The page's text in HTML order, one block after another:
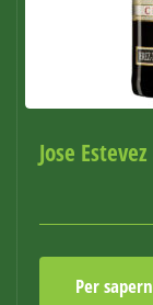
Jose
Per